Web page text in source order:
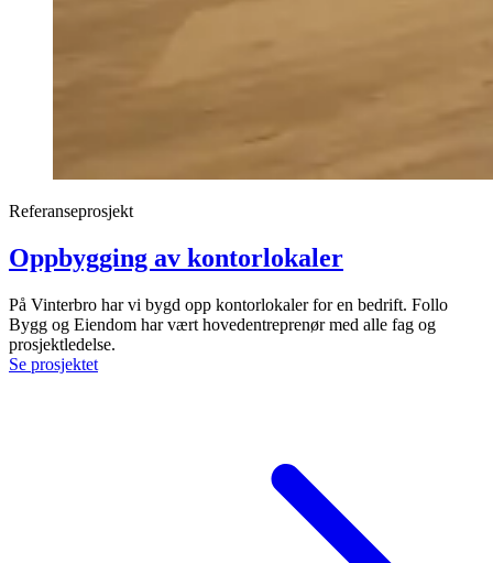
Referanseprosjekt
Oppbygging av kontorlokaler
På Vinterbro har vi bygd opp kontorlokaler for en bedrift. Follo
Bygg og Eiendom har vært hovedentreprenør med alle fag og
prosjektledelse.
Se prosjektet